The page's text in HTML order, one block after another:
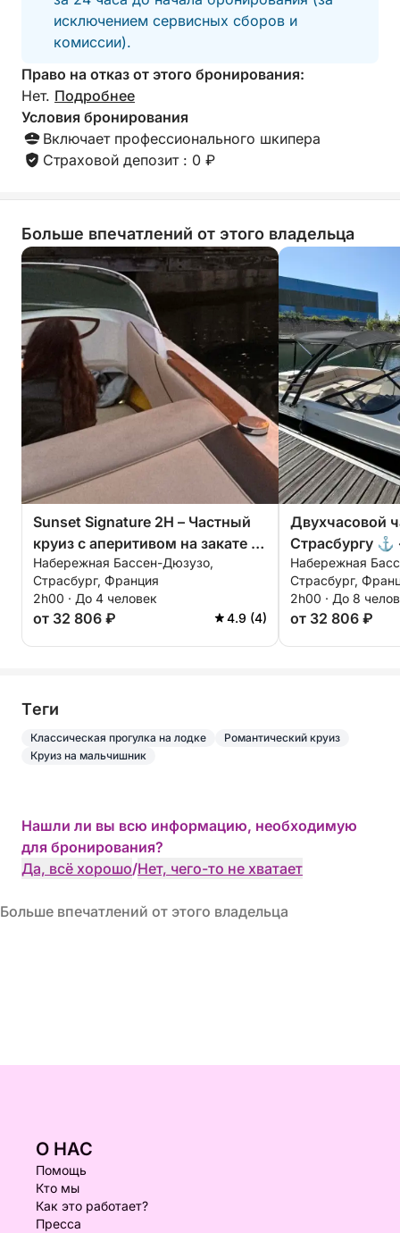
удовольствием
снова!
исключением сервисных сборов и
комиссии).
Право на отказ от этого бронирования:
Нет. Подробнее
Условия бронирования
Включает профессионального шкипера
Страховой депозит : 0 ₽
Больше впечатлений от этого владельца
Sunset Signature 2H – Частный
круиз с аперитивом на закате и
фотосессией (Пикассо)
Набережная Бассен-Дюзузо,
Страсбург, Франция
2h00 · До 4 человек
от 32 806 ₽ 4.9 (4)
Двухчасовой
Страсбургу
Премиум-
Набережная
Страсбург,
2h00 · До 8
от 32 806 ₽
Tеги
Классическая прогулка на лодке
Романтический круиз
Круиз на мальчишник
Нашли ли вы всю информацию, необходимую
для бронирования?
Да, всё хорошо/Нет, чего-то не хватает
Больше впечатлений от этого владельца
О НАС
Помощь
Кто мы
Как это работает?
Пресса